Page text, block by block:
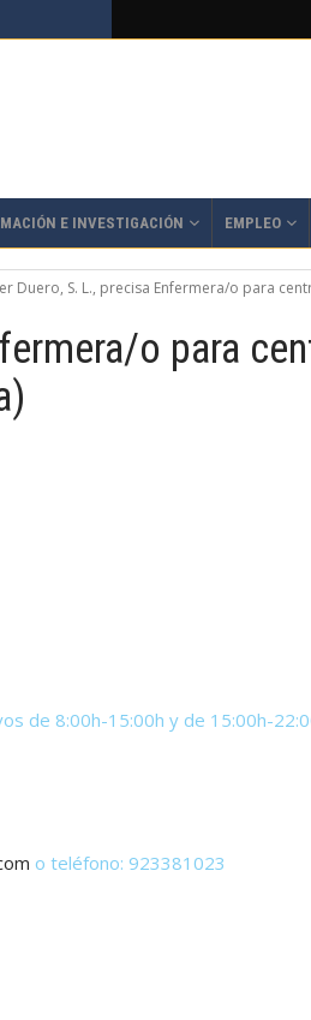
E INVESTIGACIÓN EMPLEO
Duero, S. L., precisa Enfermera/o para
o para
de 8:00h-15:00h y de 15:00h-
o teléfono: 923381023